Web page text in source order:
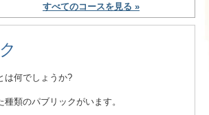
すべてのコースを見る »
は何でしょうか?
種類のパブリックがいます。